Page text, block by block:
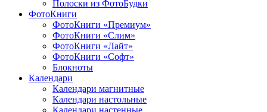
Полоски из ФотоБудки
ФотоКниги
ФотоКниги «Премиум»
ФотоКниги «Слим»
ФотоКниги «Лайт»
ФотоКниги «Софт»
Блокноты
Календари
Календари магнитные
Календари настольные
Календари настенные